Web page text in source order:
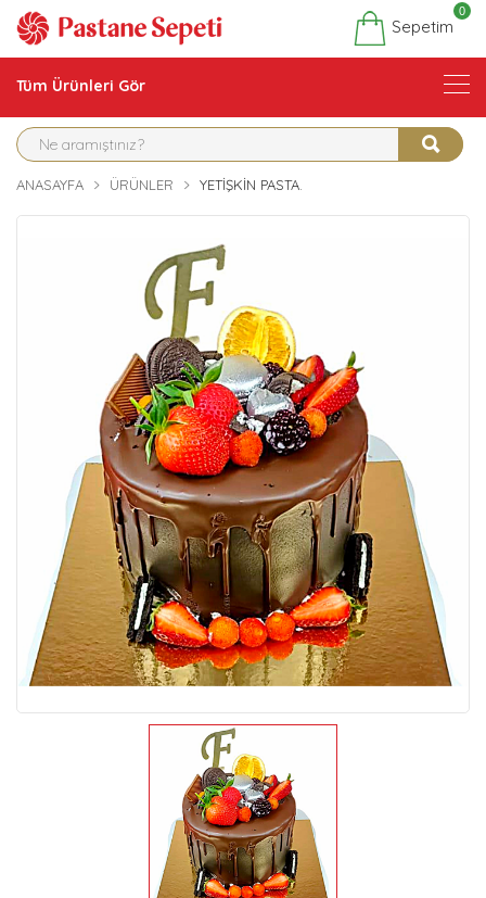
Sepetim
0
Tüm Ürünleri Gör
ANASAYFA ÜRÜNLER YETIŞKIN PASTA.